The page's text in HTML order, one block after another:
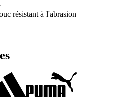
résistant à l'abrasion